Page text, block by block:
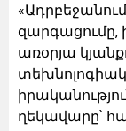
զարգացումը,
առօրյա
ղեկավարը՝